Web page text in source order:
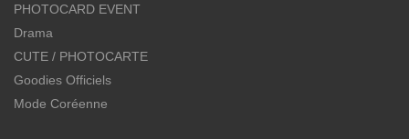
PHOTOCARD EVENT
Drama
CUTE / PHOTOCARTE
Goodies Officiels
Mode Coréenne